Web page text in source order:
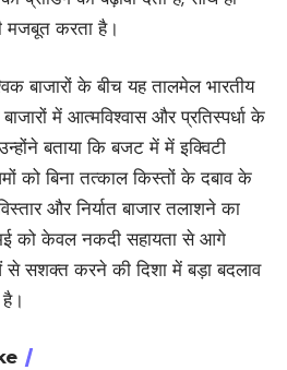
मजबूत करता है।
बाजारों के बीच यह तालमेल भारतीय
में आत्मविश्वास और प्रतिस्पर्धा के
बताया कि बजट में में इक्विटी
को बिना तत्काल किस्तों के दबाव के
और निर्यात बाजार तलाशने का
को केवल नकदी सहायता से आगे
से सशक्त करने की दिशा में बड़ा बदलाव